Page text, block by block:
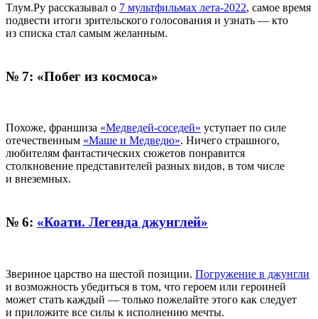
Тлум.Ру рассказывал о 7 мультфильмах лета-2022, самое время
подвести итоги зрительского голосования и узнать — кто
из списка стал самым желанным.
№ 7: «Побег из космоса»
Похоже, франшиза «Медведей-соседей» уступает по силе
отечественным «Маше и Медведю». Ничего страшного,
любителям фантастических сюжетов понравится
столкновение представителей разных видов, в том числе
и внеземных.
№ 6: «Коати. Легенда джунглей»
Звериное царство на шестой позиции. Погружение в джунгли
и возможность убедиться в том, что героем или героиней
может стать каждый — только пожелайте этого как следует
и приложите все силы к исполнению мечты.